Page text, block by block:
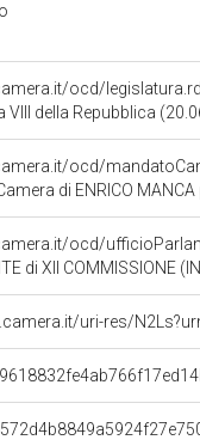
ocd/
VIII della Repubblica
ocd/
di ENRICO
ocd/
di XII COMMISSIONE
uri-res/